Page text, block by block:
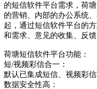
的短信软件平台需求，荷
的营销、内部的办公系统
起，通过短信软件平台的
和需求、意见的收集、反
荷塘短信软件平台功能：
短/视频彩信合一：
默认已集成短信、视频彩
数据安全性高：